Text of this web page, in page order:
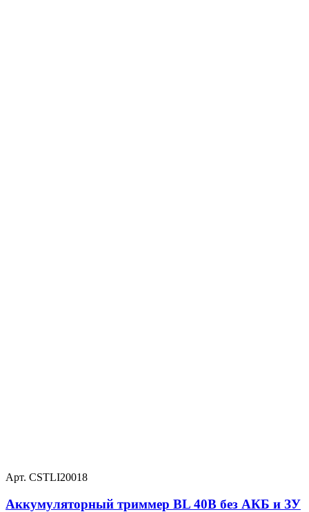
Арт. CSTLI20018
Аккумуляторный триммер BL 40В без АКБ и ЗУ